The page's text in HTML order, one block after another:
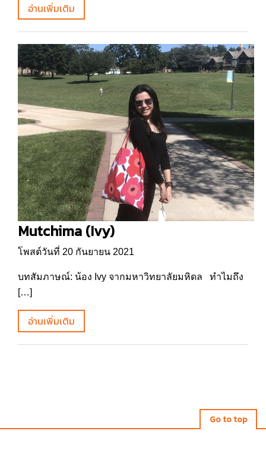
อ่านเพิ่มเติม
Mutchima (Ivy)
โพสต์วันที่ 20 กันยายน 2021
บทสัมภาษณ์: น้อง Ivy จากมหาวิทยาลัยมหิดล ทำไมถึง
[…]
อ่านเพิ่มเติม
Go to top